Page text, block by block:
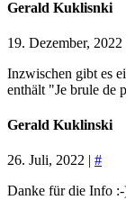
Gerald Kuklisnki
19. Dezember, 2022
Inzwischen gibt es
enthält "Je brule de
Gerald Kuklinski
26. Juli, 2022 | #
Danke für die Info